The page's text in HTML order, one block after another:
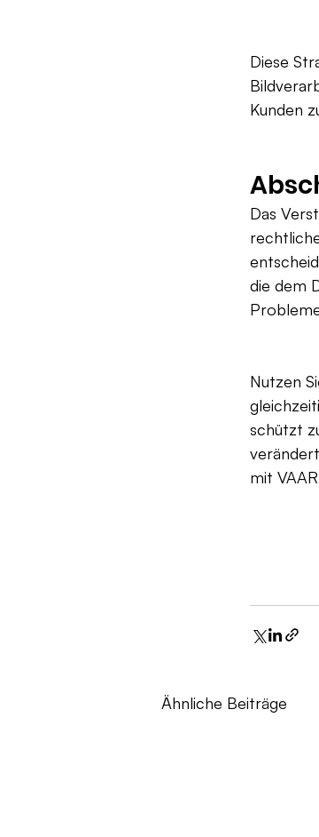
Diese
Kunden
Das
die dem
Nutzen
schützt
mit
Ähnliche Beiträge